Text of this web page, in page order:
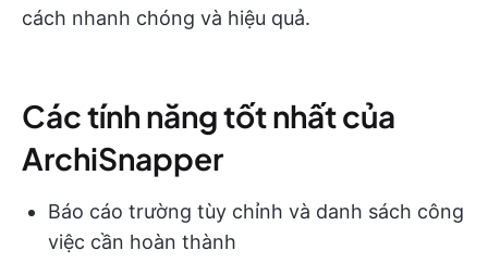
cách nhanh chóng và hiệu quả.
Các tính năng tốt nhất của
ArchiSnapper
Báo cáo trường tùy chỉnh và danh sách công
việc cần hoàn thành